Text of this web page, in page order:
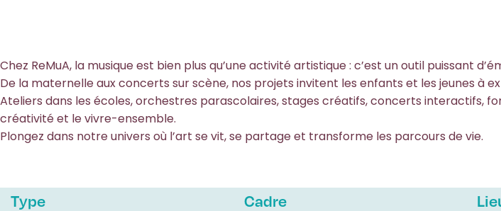
Chez ReMuA, la musique est bien plus qu’une activité artistique : c’est un outil puissant
De la maternelle aux concerts sur scène, nos projets invitent les enfants et les jeunes à
Ateliers dans les écoles, orchestres parascolaires, stages créatifs, concerts interactifs,
créativité et le vivre-ensemble.
Plongez dans notre univers où l’art se vit, se partage et transforme les parcours de vie.
Type Cadre